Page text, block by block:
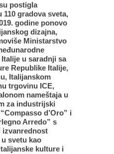
postigla
110 gradova sveta,
godine ponovo
dizajna,
Ministarstvo
u saradnji sa
Republike Italije,
Italijanskom
trgovinu ICE,
nameštaja u
za industrijski
d’Oro” i
Arredo” s
izvanrednost
svetu kao
kulture i